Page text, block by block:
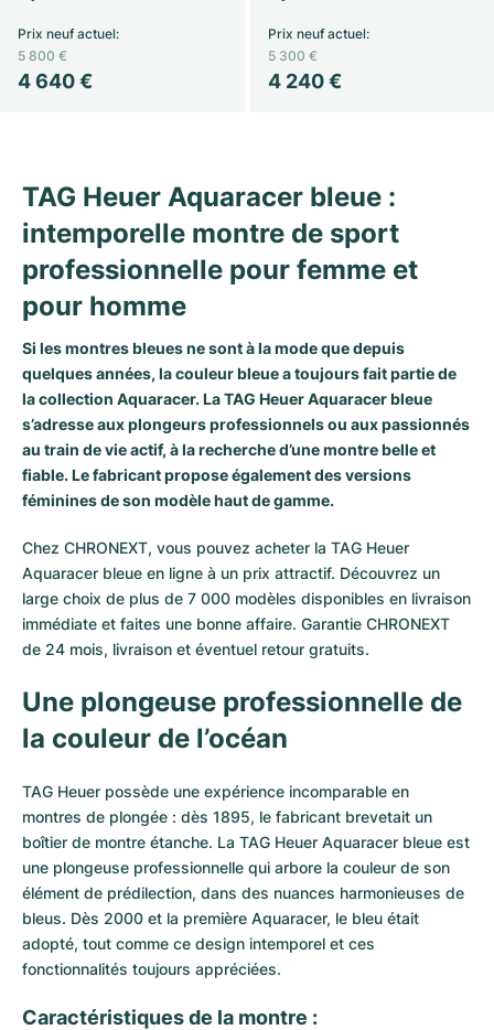
Milgauss
Oyster Perpetual
Yacht-Master II
Sea-Dweller
Sky-Dweller
Submariner
Montres pour femmes
Ronde
Rotonde
Pasha
Tortue
Baignoire
Ballon Blanc
Roadster
Montres d'occasion
Montres pour femmes
Professional
Bentley
Cockpit
Chronospace
Super Avenger
Galactic
Montbrillant
Montres d'occasion
Montres pour femmes
Formula 1
Grand Carrera
Montres pour femmes
Portofino
Portugieser
Aquatimer
Spitfire
GST
Vintage
Montres d'occasion
Spirit of Big Bang
King Power
4 640 €
Prix neuf actuel:
5 800 €
4 240 €
Prix neuf actuel:
5 300 €
TAG Heuer Aquaracer bleue :
intemporelle montre de sport
professionnelle pour femme et
pour homme
Si les montres bleues ne sont à la mode que depuis
quelques années, la couleur bleue a toujours fait partie de
la collection Aquaracer. La TAG Heuer Aquaracer bleue
s’adresse aux plongeurs professionnels ou aux passionnés
au train de vie actif, à la recherche d’une montre belle et
fiable. Le fabricant propose également des versions
féminines de son modèle haut de gamme.
Chez CHRONEXT, vous pouvez acheter la TAG Heuer
Aquaracer bleue en ligne à un prix attractif. Découvrez un
large choix de plus de 7 000 modèles disponibles en livraison
immédiate et faites une bonne affaire. Garantie CHRONEXT
de 24 mois, livraison et éventuel retour gratuits.
Une plongeuse professionnelle de
la couleur de l’océan
TAG Heuer possède une expérience incomparable en
montres de plongée : dès 1895, le fabricant brevetait un
boîtier de montre étanche. La TAG Heuer Aquaracer bleue est
une plongeuse professionnelle qui arbore la couleur de son
élément de prédilection, dans des nuances harmonieuses de
bleus. Dès 2000 et la première Aquaracer, le bleu était
adopté, tout comme ce design intemporel et ces
fonctionnalités toujours appréciées.
Caractéristiques de la montre :